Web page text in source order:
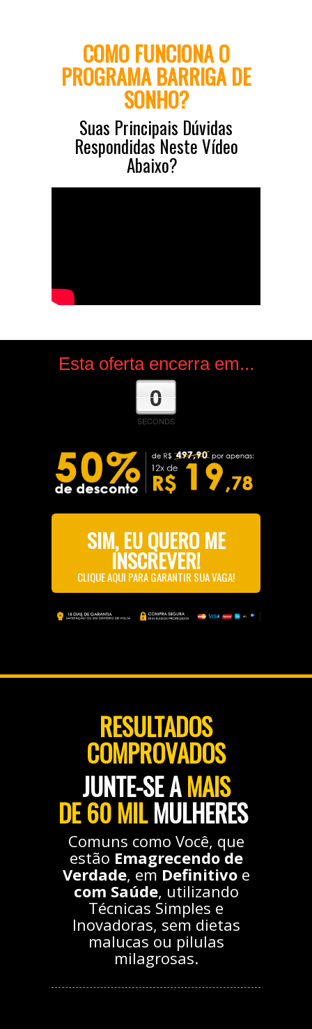
COMO FUNCIONA O
PROGRAMA BARRIGA DE
SONHO?
Suas Principais Dúvidas
Respondidas Neste Vídeo
Abaixo?
Esta oferta encerra em...
0
SECONDS
SIM, EU QUERO ME
INSCREVER!
CLIQUE AQUI PARA GARANTIR SUA VAGA!
RESULTADOS
COMPROVADOS
JUNTE-SE AMAIS
DE 60MILMULHERES
Comuns como Você, que
estão Emagrecendo de
Verdade, em Definitivoe
com Saúde, utilizando
Técnicas Simples e
Inovadoras, sem dietas
malucas ou pilulas
milagrosas.